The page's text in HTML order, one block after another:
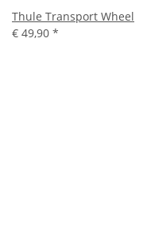
Thule Transport Wheel
€ 49,90 *